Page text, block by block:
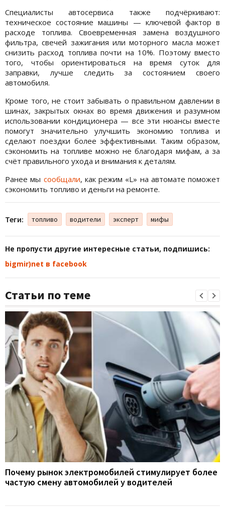
Специалисты автосервиса также подчёркивают:
техническое состояние машины — ключевой фактор в
расходе топлива. Своевременная замена воздушного
фильтра, свечей зажигания или моторного масла может
снизить расход топлива почти на 10%. Поэтому вместо
того, чтобы ориентироваться на время суток для
заправки, лучше следить за состоянием своего
автомобиля.
Кроме того, не стоит забывать о правильном давлении в
шинах, закрытых окнах во время движения и разумном
использовании кондиционера — все эти нюансы вместе
помогут значительно улучшить экономию топлива и
сделают поездки более эффективными. Таким образом,
сэкономить на топливе можно не благодаря мифам, а за
счёт правильного ухода и внимания к деталям.
Ранее мы сообщали, как режим «L» на автомате поможет
сэкономить топливо и деньги на ремонте.
Теги: топливо водители эксперт мифы
Не пропусти другие интересные статьи, подпишись:
bigmir)net в facebook
Статьи по теме
Почему рынок электромобилей стимулирует более
частую смену автомобилей у водителей